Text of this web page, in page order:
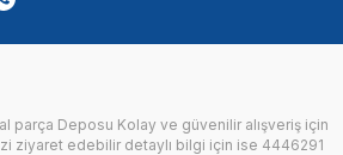
parça Deposu Kolay ve güvenilir alışveriş için
ziyaret edebilir detaylı bilgi için ise 4446291